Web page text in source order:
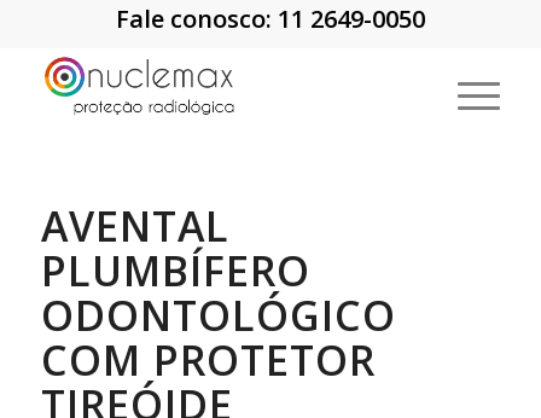
Fale conosco: 11 2649-0050
AVENTAL
PLUMBÍFERO
ODONTOLÓGICO
COM PROTETOR
TIREÓIDE